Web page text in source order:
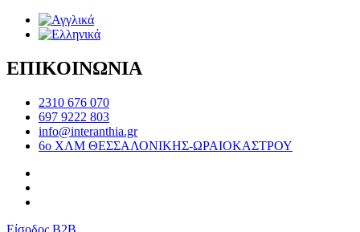
ΕΠΙΚΟΙΝΩΝΙΑ
2310 676 070
697 9222 803
info@interanthia.gr
6ο ΧΛΜ ΘΕΣΣΑΛΟΝΙΚΗΣ-ΩΡΑΙΟΚΑΣΤΡΟΥ
Είσοδος B2B